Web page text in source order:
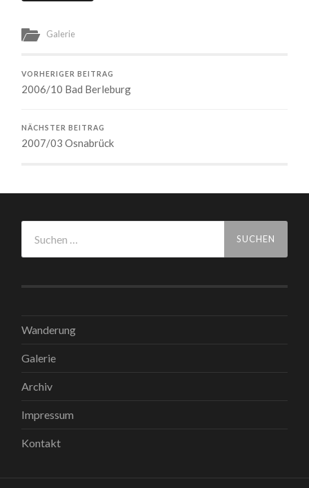
Galerie
VORHERIGER BEITRAG
2006/10 Bad Berleburg
NÄCHSTER BEITRAG
2007/03 Osnabrück
nach:
Wanderung
Galerie
Archiv
Impressum
Kontakt